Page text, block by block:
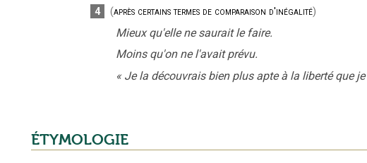
4 (après certains termes de comparaison d'inégalité)
Mieux qu'elle ne saurait le faire.
Moins qu'on ne l'avait prévu.
« Je la découvrais bien plus apte à la liberté que
ÉTYMOLOGIE